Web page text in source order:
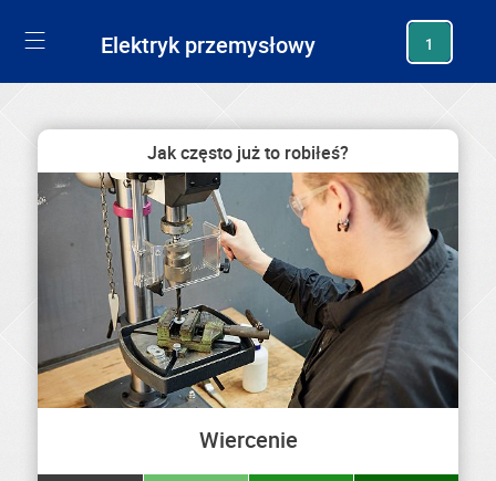
Elektryk przemysłowy 1
Jak często już to robiłeś?
Wiercenie